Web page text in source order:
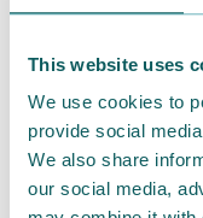
This website uses
We use cookies to
provide social
We also share
our social media,
2024.09.07
忙しい毎日に、